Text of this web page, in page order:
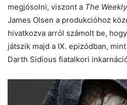
megjósolni, viszont a The
James Olsen a produkcióhoz
hivatkozva arról számolt be,
játszik majd a IX. epizódban,
Darth Sidious fiatalkori